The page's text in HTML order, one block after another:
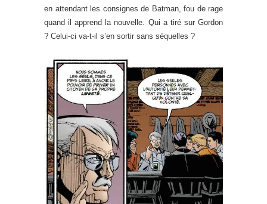
en attendant les consignes de Batman, fou de rage
quand il apprend la nouvelle. Qui a tiré sur Gordon
? Celui-ci va-t-il s’en sortir sans séquelles ?